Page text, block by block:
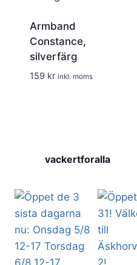
Armband
Constance,
silverfärg
159 kr inkl. moms
vackertforalla